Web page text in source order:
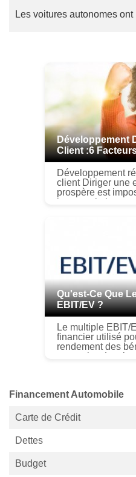
Les voitures autonomes
Développement
Client :6
Développement
client Diriger une entreprise
prospère est
Qu'est-Ce Que
EBIT/EV ?
Le multiple EBIT/
financier utilisé
rendement des
Financement Automobile
Carte de Crédit
Dettes
Budget